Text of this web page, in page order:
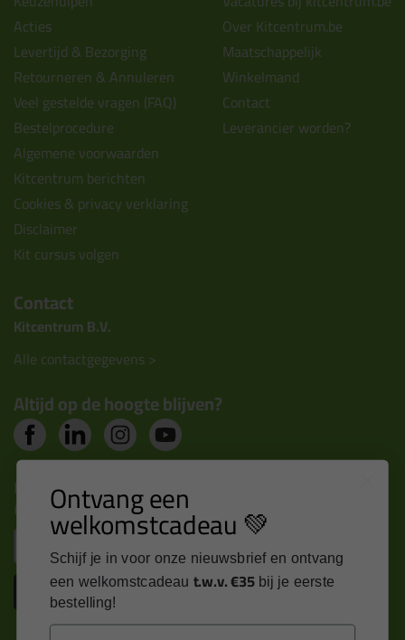
Acties
Levertijd & Bezorging
Retourneren & Annuleren
Veel gestelde vragen (FAQ)
Bestelprocedure
Algemene voorwaarden
Kitcentrum berichten
Cookies & privacy verklaring
Disclaimer
Kit cursus volgen
Over Kitcentrum.be
Maatschappelijk
Winkelmand
Contact
Leverancier worden?
Contact
Kitcentrum B.V.
Alle contactgegevens >
Altijd op de hoogte blijven?
Nieuws, tips en exclusieve deals rechtstreeks in je
inbox
Inschrijven
Ontvang een
welkomstcadeau 💚
Schijf je in voor onze nieuwsbrief en ontvang
een welkomstcadeau t.w.v. €35 bij je eerste
bestelling!
Email